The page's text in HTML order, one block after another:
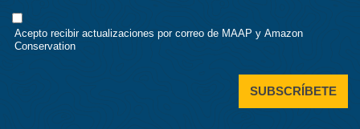
Consent
Acepto recibir actualizaciones por correo de MAAP y Amazon
Conservation